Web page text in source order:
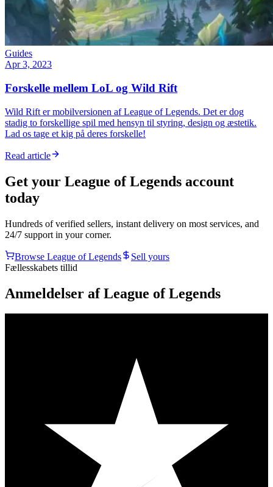
Guides
Apr 3, 2023
Forskelle mellem LoL og Wild Rift
Wild Rift er mobilversionen af League of Legends. Det er dog
stadig to forskellige spil med hensyn til styring, design og æstetik.
Lad os tage et kig på deres forskelle!
Read article
Get your League of Legends account
today
Hundreds of verified sellers, instant delivery on most services, and
24/7 support in your corner.
Browse League of Legends
Sell yours
Fællesskabets tillid
Anmeldelser af League of Legends